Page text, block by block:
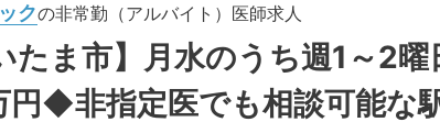
クの非常勤（アルバイト）医師求人
たま市】月水のうち週1～2
◆非指定医でも相談可能な